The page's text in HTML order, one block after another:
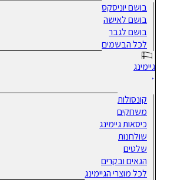
בושם יוניסקס
בושם לאישה
בושם לגבר
לכל הבשמים
גיימינג
קונסולות
משחקים
כיסאות גיימינג
שולחנות
שלטים
הגאים ובקרים
לכל מוצרי הגיימינג